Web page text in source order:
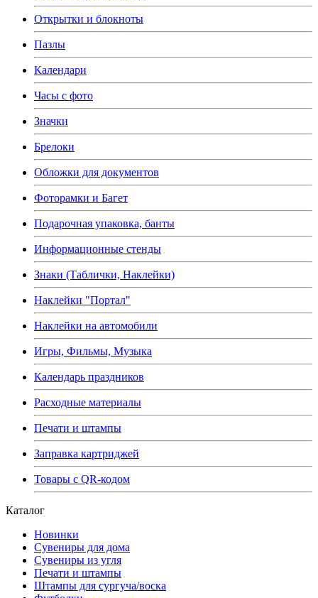
Открытки и блокноты
Пазлы
Календари
Часы с фото
Значки
Брелоки
Обложки для документов
Фоторамки и Багет
Подарочная упаковка, банты
Информационные стенды
Знаки (Таблички, Наклейки)
Наклейки "Портал"
Наклейки на автомобили
Игры, Фильмы, Музыка
Календарь праздников
Расходные материалы
Печати и штампы
Заправка картриджей
Товары с QR-кодом
Каталог
Новинки
Сувениры для дома
Сувениры из угля
Печати и штампы
Штампы для сургуча/воска